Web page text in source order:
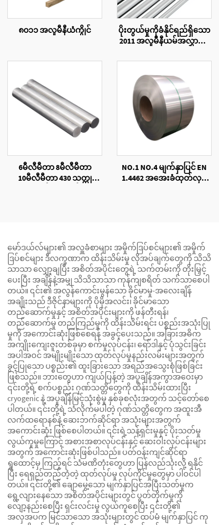
၈၀၁၁ အလူမီနီယံကွိုင်
ပိုးတွယ်မှုကိုခံနိုင်ရည်ရှိသော
2011 အလူမီနီယမ်အလွှာပြွန်
6မီလီမီတာ 8မီလီမီတာ
10မီလီမီတာ 430 သတ္တု
NO.1 NO.4 မျက်နှာပြင် EN
1.4462 အအေးခံထုတ်လုပ်
မော်ဒယ်လ်များ၏ အလှူခံစာများ အမှိုက်ဒြပ်စင်များ၏ အမှိုက်
ဒြပ်စင်များ ဒီလက္ခဏာက ထိန်းသိမ်းမှု လိုအပ်ချက်တွေကို သိသိ
သာသာ လျှော့ချပြီး အစိတ်အပိုင်းတွေရဲ့ သက်တမ်းကို တိုးမြှင့်
ပေးပြီး အချိန်နဲ့အမျှ သိသိသာသာ ကုန်ကျစရိတ် သက်သာစေပါ
တယ်။ ၎င်း၏ အလွန်ကောင်းမွန်သော ခိုင်မာမှု-အလေးချိန်
အချိုးသည် ဒီဇိုင်နာများကို ပိုမိုအလင်း၊ ခိုင်မာသော
တည်ဆောက်မှုနှင့် အစိတ်အပိုင်းများကို ဖန်တီးရန်၊
တည်ဆောက်မှု တည်ကြည်မှုကို ထိန်းသိမ်းရင်း ပစ္စည်းအသုံးပြု
မှုကို အကောင်းဆုံးဖြစ်စေရန် အခွင့်ပေးသည်။ အခြားအဓိက
အကျိုးကျေးဇူးတစ်ခုမှာ စက်မှုလုပ်ငန်း၊ ရော်ဒါနှင့် ပုံသွင်းခြင်း
အပါအဝင် အမျိုးမျိုးသော ထုတ်လုပ်မှုနည်းလမ်းများအတွက်
ခွင့်ပြုသော ပစ္စည်း၏ ထူးခြားသော အရည်အသွေးစုံဖြစ်ခြင်း
ဖြစ်သည်။ ဘားတွေဟာ ကျယ်ပြန့်တဲ့ အပူချိန်အကွာအဝေးမှာ
၎င်းတို့ရဲ့ စက်ပစ္စည်း ဂုဏ်သတ္တိတွေကို ထိန်းသိမ်းထားပြီး
cryogenic နဲ့ အပူချိန်မြင့်သုံးစွဲမှု နှစ်ခုစလုံးအတွက် သင့်တော်စေ
ပါတယ်။ ၎င်းတို့ရဲ့ သံလိုက်မပါတဲ့ ဂုဏ်သတ္တိတွေက အထူးအီ
လက်ထရောနစ်နဲ့ ဆေးဘက်ဆိုင်ရာ အသုံးများအတွက်
အကောင်းဆုံး ဖြစ်စေပါတယ်။ ၎င်းရဲ့သန့်ရှင်းမှုနှင့် ပိုးသတ်မှု
လွယ်ကူမှုကြောင့် အစားအစာလုပ်ငန်းနှင့် ဆေးဝါးလုပ်ငန်းများ
အတွက် အကောင်းဆုံးဖြစ်ပါသည်။ ပတ်ဝန်းကျင်ဆိုင်ရာ
ရှုထောင့်မှ ကြည့်ရင် သံမဏိတုံးတွေဟာ ပြန်လည်သုံးလို့ ရနိုင်
ပြီး ရေရှည်တည်တံ့တဲ့ ထုတ်လုပ်မှု လုပ်ကိုင်မှုတွေမှာ ပါဝင်ပါ
တယ်။ ၎င်းတို့၏ ချောမွေ့သော မျက်နှာပြင်အပြီးသတ်မှုက
ရွေ့လျားနေသော အစိတ်အပိုင်းများတွင် ပွတ်တိုက်မှုကို
လျော့နည်းစေပြီး ရှင်းလင်းမှု လွယ်ကူစေပြီး ၎င်းတို့၏
အလှအပက မြင်သာသော အသုံးများတွင် ထပ်မံ မျက်နှာပြင် ကု